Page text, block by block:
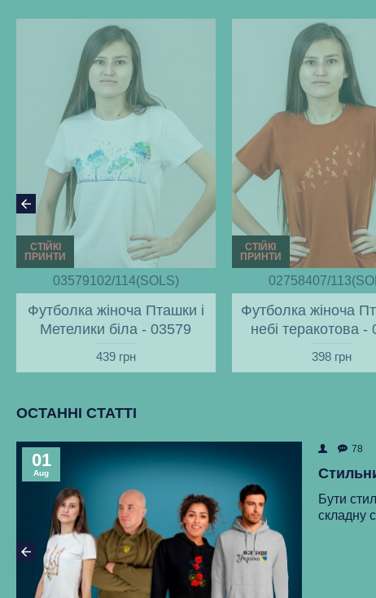
СТІЙКІ
ПРИНТИ
03579102/114(SOLS)
Футболка жіноча Пташки і
Метелики біла - 03579
439 грн
СТІЙКІ
ПРИНТИ
02758407/
Футболка жіноча
небі теракотова -
398 грн
ОСТАННІ СТАТТІ
01
Aug
78
Бути
складну